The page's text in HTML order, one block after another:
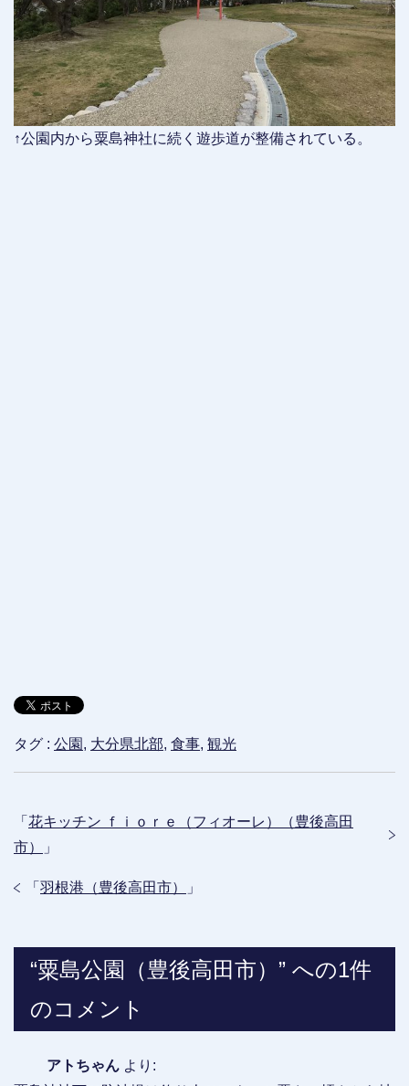
↑公園内から粟島神社に続く遊歩道が整備されている。
タグ : 公園 , 大分県北部, 食事, 観光
「 花キッチン ｆｉｏｒｅ（フィオーレ）（豊後高田
市）
」
「 羽根港（豊後高田市） 」
“粟島公園（豊後高田市）” への1件
のコメント
アトちゃん より: